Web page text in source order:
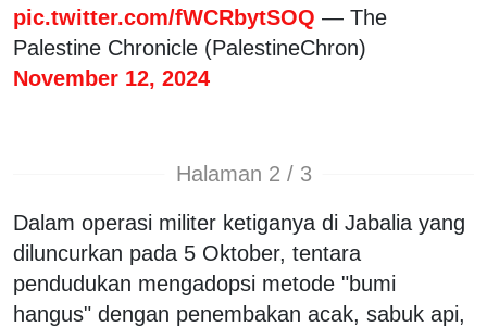
pic.twitter.com/fWCRbytSOQ — The
Palestine Chronicle (PalestineChron)
November 12, 2024
Halaman 2 / 3
Dalam operasi militer ketiganya di Jabalia yang
diluncurkan pada 5 Oktober, tentara
pendudukan mengadopsi metode "bumi
hangus" dengan penembakan acak, sabuk api,